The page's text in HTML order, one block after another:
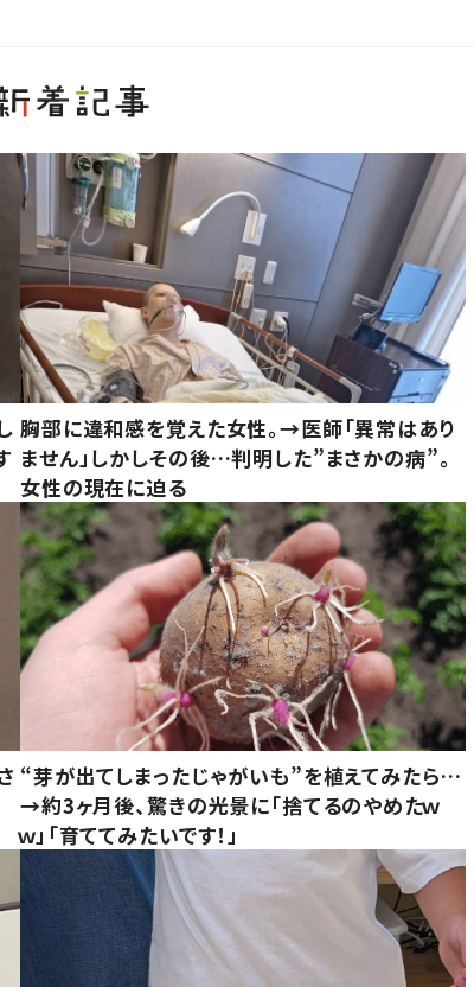
胸部に違和感を覚えた女性。→医師「異常はあり
ません」しかしその後…判明した”まさかの病”。
女性の現在に迫る
“芽が出てしまったじゃがいも”を植えてみたら…
→約3ヶ月後、驚きの光景に「捨てるのやめたｗ
ｗ」「育ててみたいです！」